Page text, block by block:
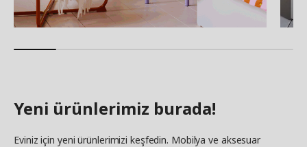
Yeni ürünlerimiz burada!
Eviniz için yeni ürünlerimizi keşfedin. Mobilya ve aksesuar